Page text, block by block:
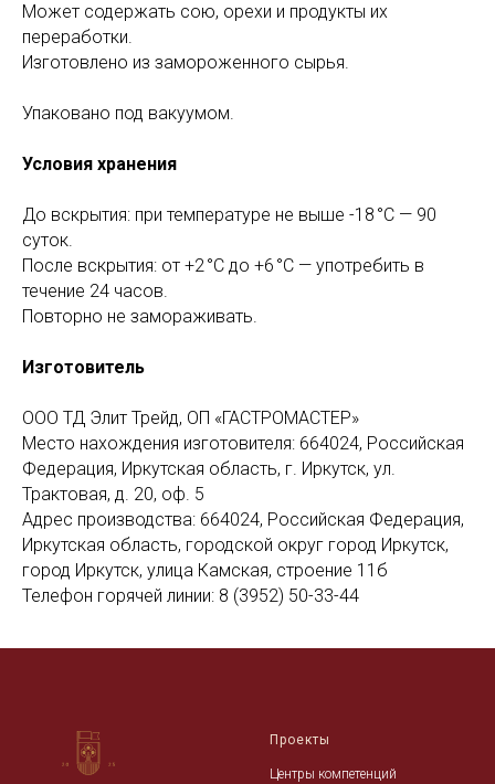
Может содержать сою, орехи и продукты их
переработки.
Изготовлено из замороженного сырья.
Упаковано под вакуумом.
Условия хранения
До вскрытия: при температуре не выше -18 °C — 90
суток.
После вскрытия: от +2 °C до +6 °C — употребить в
течение 24 часов.
Повторно не замораживать.
Изготовитель
ООО ТД Элит Трейд, ОП «ГАСТРОМАСТЕР»
Место нахождения изготовителя: 664024, Российская
Федерация, Иркутская область, г. Иркутск, ул.
Трактовая, д. 20, оф. 5
Адрес производства: 664024, Российская Федерация,
Иркутская область, городской округ город Иркутск,
город Иркутск, улица Камская, строение 11б
Телефон горячей линии: 8 (3952) 50-33-44
Проекты
Центры компетенций